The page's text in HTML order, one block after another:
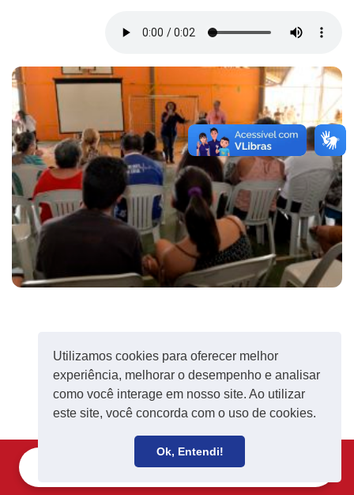
Utilizamos cookies para oferecer melhor
experiência, melhorar o desempenho e analisar
como você interage em nosso site. Ao utilizar
este site, você concorda com o uso de cookies.
Ok, Entendi!
Receba notícias